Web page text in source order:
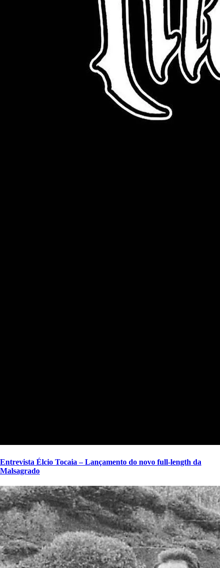
Entrevista Élcio Tocaia – Lançamento do novo full-length da
Malsagrado